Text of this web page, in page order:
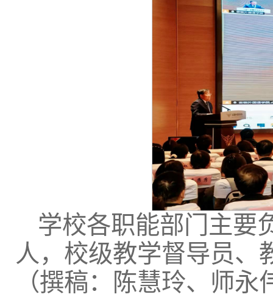
学校各职能部门主要
人，校级教学督导员、
（撰稿：陈慧玲、师